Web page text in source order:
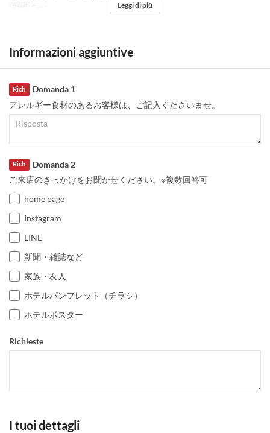
Pasti Cena Leggi di più
Informazioni aggiuntive
Domanda 1
Rich
アレルギー食材のあるお客様は、ご記入くださいませ。
Domanda 2
Rich
ご来店のきっかけをお聞かせください。※複数回答可
home page
Instagram
LINE
新聞・雑誌など
家族・友人
ホテルパンフレット（チラシ）
ホテルポスター
Richieste
I tuoi dettagli